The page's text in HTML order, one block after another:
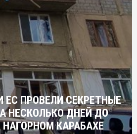
ЕС ПРОВЕЛИ СЕКРЕТНЫЕ
НЕСКОЛЬКО ДНЕЙ ДО
КАРАБАХЕ